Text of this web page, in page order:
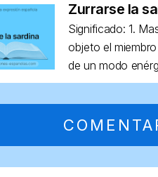
Zurrarse la
Significado: 1.
objeto el
de un modo